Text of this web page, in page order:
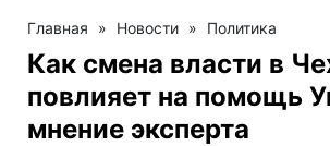
Главная » Новости » Политика
Как смена власти в
повлияет на помощь
мнение эксперта